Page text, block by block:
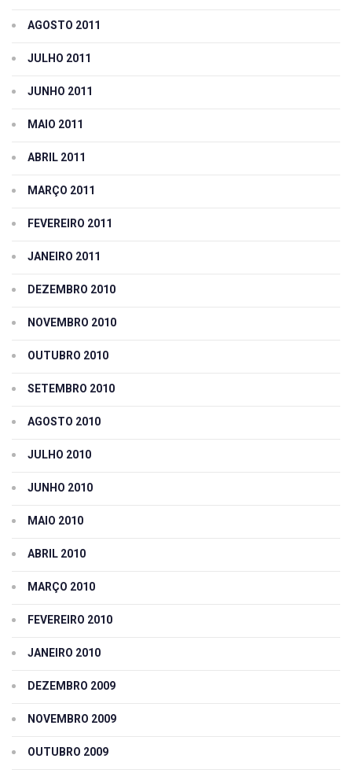
AGOSTO 2011
JULHO 2011
JUNHO 2011
MAIO 2011
ABRIL 2011
MARÇO 2011
FEVEREIRO 2011
JANEIRO 2011
DEZEMBRO 2010
NOVEMBRO 2010
OUTUBRO 2010
SETEMBRO 2010
AGOSTO 2010
JULHO 2010
JUNHO 2010
MAIO 2010
ABRIL 2010
MARÇO 2010
FEVEREIRO 2010
JANEIRO 2010
DEZEMBRO 2009
NOVEMBRO 2009
OUTUBRO 2009